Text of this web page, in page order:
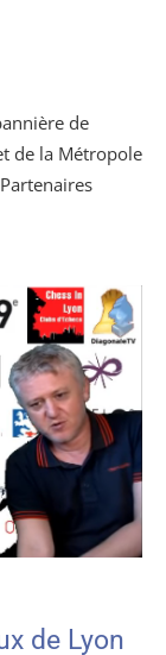
de
de la Métropole
de Lyon